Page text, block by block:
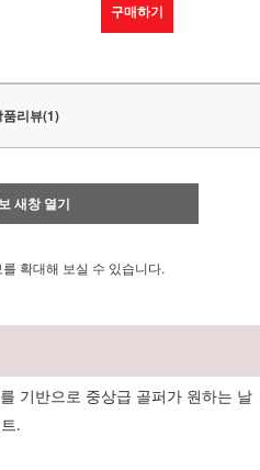
구매하기
품리뷰(1)
새창 열기
확대해 보실 수 있습니다.
기반으로 중상급 골퍼가 원하는 날
.